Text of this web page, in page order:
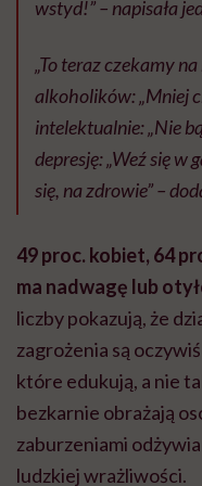
wstyd!” – napisała
„To teraz czekamy
alkoholików: „Mniej
intelektualnie: „Nie
depresję: „Weź się w
się, na zdrowie” –
49 proc. kobiet, 64
ma nadwagę lub
liczby pokazują, że
zagrożenia są
które edukują, a nie
bezkarnie obrażają
zaburzeniami
ludzkiej wrażliwości.